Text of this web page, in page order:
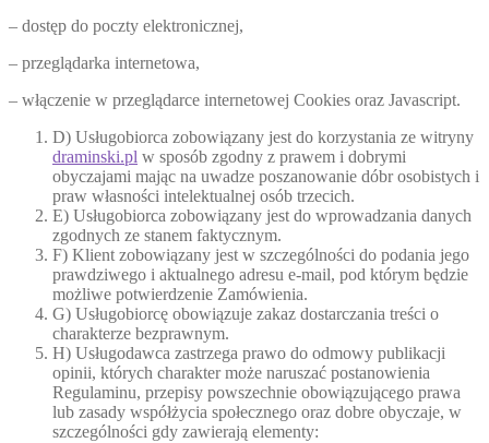
– dostęp do poczty elektronicznej,
– przeglądarka internetowa,
– włączenie w przeglądarce internetowej Cookies oraz Javascript.
D) Usługobiorca zobowiązany jest do korzystania ze witryny
draminski.pl w sposób zgodny z prawem i dobrymi
obyczajami mając na uwadze poszanowanie dóbr osobistych i
praw własności intelektualnej osób trzecich.
E) Usługobiorca zobowiązany jest do wprowadzania danych
zgodnych ze stanem faktycznym.
F) Klient zobowiązany jest w szczególności do podania jego
prawdziwego i aktualnego adresu e-mail, pod którym będzie
możliwe potwierdzenie Zamówienia.
G) Usługobiorcę obowiązuje zakaz dostarczania treści o
charakterze bezprawnym.
H) Usługodawca zastrzega prawo do odmowy publikacji
opinii, których charakter może naruszać postanowienia
Regulaminu, przepisy powszechnie obowiązującego prawa
lub zasady współżycia społecznego oraz dobre obyczaje, w
szczególności gdy zawierają elementy: